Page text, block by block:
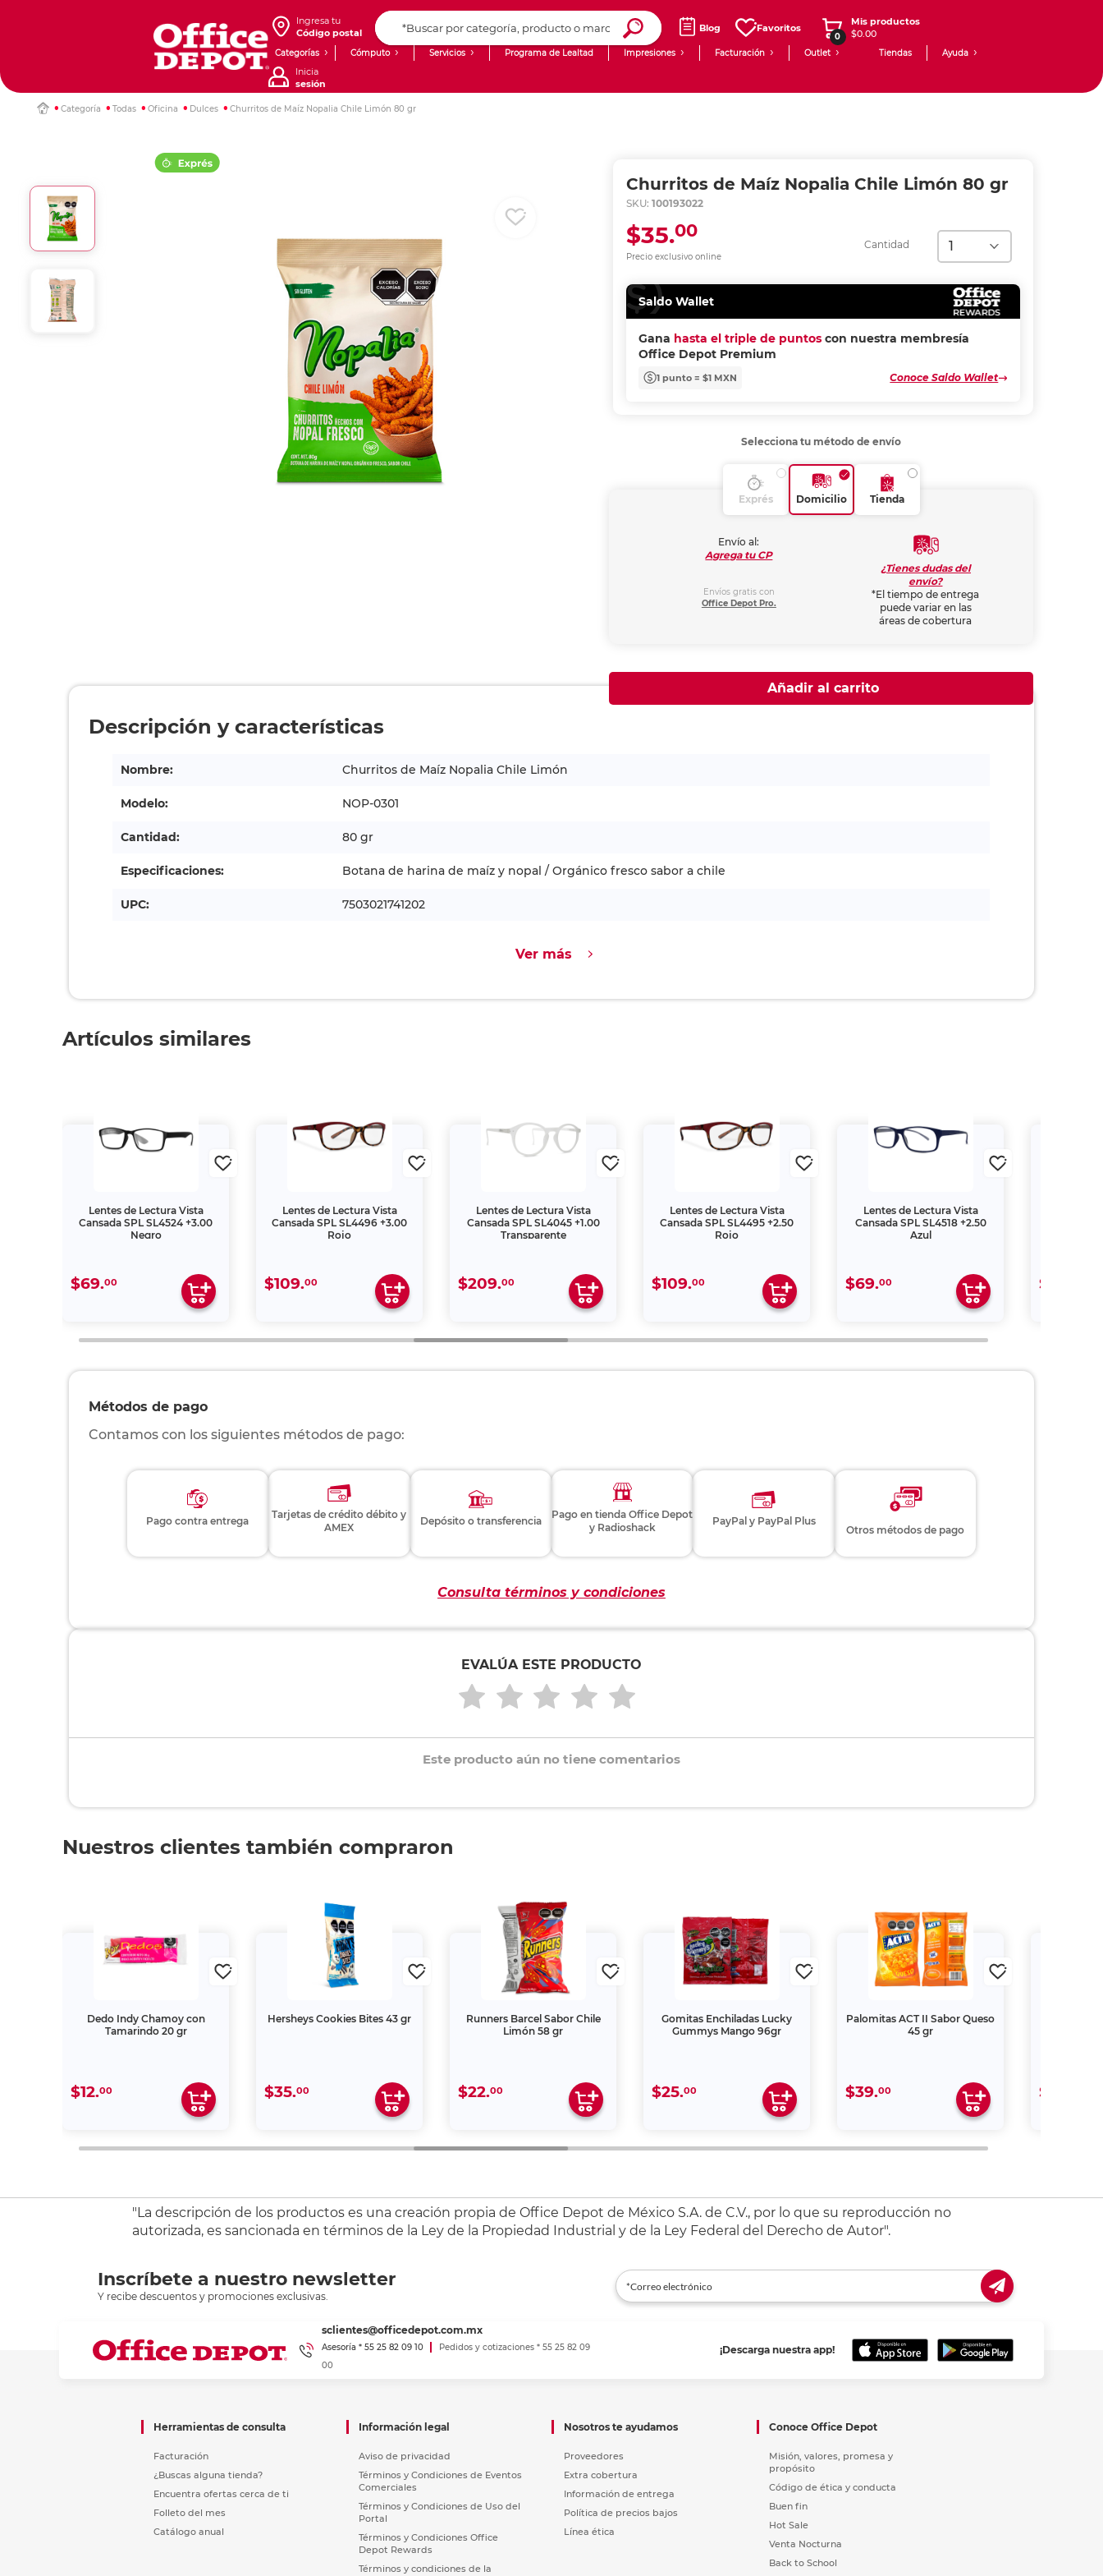
Ingresa tu
Código postal
Blog Favoritos
0
Mis productos
$0.00
Categorías Cómputo Servicios Programa de Lealtad Impresiones Facturación Outlet Tiendas Ayuda
Inicia
sesión
Categoría Todas Oficina Dulces Churritos de Maíz Nopalia Chile Limón 80 gr
Churritos de Maíz Nopalia Chile Limón 80 gr
SKU: 100193022
Cantidad
Precio exclusivo online
$35.00
Saldo Wallet
Gana hasta el triple de puntos con nuestra membresía
Office Depot Premium
1 punto = $1 MXN Conoce Saldo Wallet
Selecciona tu método de envío
Exprés Domicilio Tienda
Envío al:
Agrega tu CP
Envíos gratis con
Office Depot Pro.
¿Tienes dudas del
envío?
*El tiempo de entrega
puede variar en las
áreas de cobertura
Añadir al carrito
Descripción y características
Nombre: Churritos de Maíz Nopalia Chile Limón
Modelo: NOP-0301
Cantidad: 80 gr
Especificaciones: Botana de harina de maíz y nopal / Orgánico fresco sabor a chile
UPC: 7503021741202
Ver más
Artículos similares
Lentes de Lectura Vista
Cansada SPL SL4524 +3.00
Negro
$69.00
Lentes de Lectura Vista
Cansada SPL SL4496 +3.00
Rojo
$109.00
Lentes de Lectura Vista
Cansada SPL SL4045 +1.00
Transparente
$209.00
Lentes de Lectura Vista
Cansada SPL SL4495 +2.50
Rojo
$109.00
Lentes de Lectura Vista
Cansada SPL SL4518 +2.50
Azul
$69.00 $109.
Métodos de pago
Contamos con los siguientes métodos de pago:
Pago contra entrega
Tarjetas de crédito débito y
AMEX
Depósito o transferencia
Pago en tienda Office Depot
y Radioshack
PayPal y PayPal Plus
Otros métodos de pago
Consulta términos y condiciones
EVALÚA ESTE PRODUCTO
Este producto aún no tiene comentarios
Nuestros clientes también compraron
Dedo Indy Chamoy con
Tamarindo 20 gr
$12.00
Hersheys Cookies Bites 43 gr
$35.00
Runners Barcel Sabor Chile
Limón 58 gr
$22.00
Gomitas Enchiladas Lucky
Gummys Mango 96gr
$25.00
Palomitas ACT II Sabor Queso
45 gr
$39.00 $15.
"La descripción de los productos es una creación propia de Office Depot de México S.A. de C.V., por lo que su reproducción no
autorizada, es sancionada en términos de la Ley de la Propiedad Industrial y de la Ley Federal del Derecho de Autor".
Inscríbete a nuestro newsletter
Y recibe descuentos y promociones exclusivas.
¡Descarga nuestra app!
sclientes@officedepot.com.mx
Asesoría * 55 25 82 09 10
Pedidos y cotizaciones * 55 25 82 09
00
Herramientas de consulta
Facturación
¿Buscas alguna tienda?
Encuentra ofertas cerca de ti
Folleto del mes
Catálogo anual
Información legal
Aviso de privacidad
Términos y Condiciones de Eventos
Comerciales
Términos y Condiciones de Uso del
Portal
Términos y Condiciones Office
Depot Rewards
Términos y condiciones de la
Nosotros te ayudamos
Proveedores
Extra cobertura
Información de entrega
Política de precios bajos
Línea ética
Conoce Office Depot
Misión, valores, promesa y
propósito
Código de ética y conducta
Buen fin
Hot Sale
Venta Nocturna
Back to School